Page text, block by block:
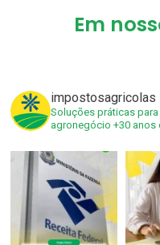
Em
impostosagricolas
Soluções práticas
agronegócio +30 anos